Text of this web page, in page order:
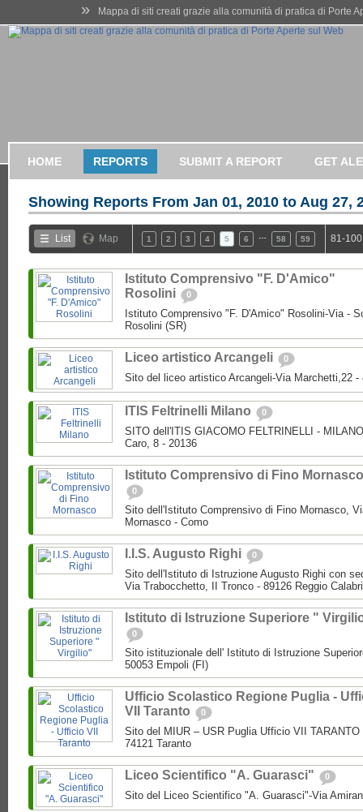
» Mappa di siti creati grazie alla comunità di pratica di Porte
HOME REPORTS SUBMIT A REPORT GET
Showing Reports From Jan 01, 2010 to Aug 27,
List Map 1 2 3 4 5 6 58 59 81-
Istituto Comprensivo "F. D'Amico"
Rosolini
0
Istituto Comprensivo "F. D'Amico" Rosolini-Via -
Rosolini (SR)
Liceo artistico Arcangeli 0
Sito del liceo artistico Arcangeli-Via Marchetti,22 -
ITIS Feltrinelli Milano 0
SITO dell'ITIS GIACOMO FELTRINELLI -
Caro, 8 - 20136
Istituto Comprensivo di Fino Mornasco
0
Sito dell'Istituto Comprensivo di Fino Mornasco,
Mornasco - Como
I.I.S. Augusto Righi 0
Sito dell'Istituto di Istruzione Augusto Righi con
Via Trabocchetto, II Tronco - 89126 Reggio
Istituto di Istruzione Superiore "
0
Sito istituzionale dell' Istituto di Istruzione
50053 Empoli (FI)
Ufficio Scolastico Regione Puglia -
VII Taranto
0
Sito del MIUR – USR Puglia Ufficio VII
74121 Taranto
Liceo Scientifico "A. Guarasci" 0
Sito del Liceo Scientifico "A. Guarasci"-Via